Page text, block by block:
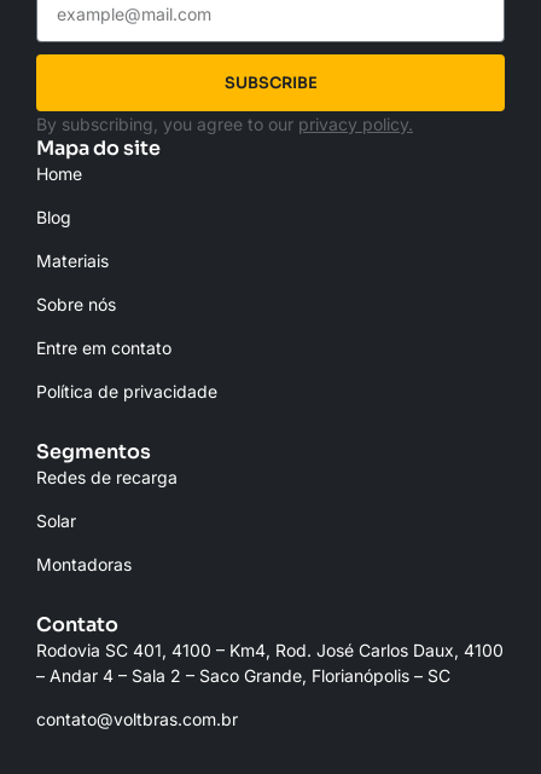
SUBSCRIBE
By subscribing, you agree to our privacy policy.
Mapa do site
Home
Blog
Materiais
Sobre nós
Entre em contato
Política de privacidade
Segmentos
Redes de recarga
Solar
Montadoras
Contato
Rodovia SC 401, 4100 – Km4, Rod. José Carlos Daux, 4100
– Andar 4 – Sala 2 – Saco Grande, Florianópolis – SC
contato@voltbras.com.br